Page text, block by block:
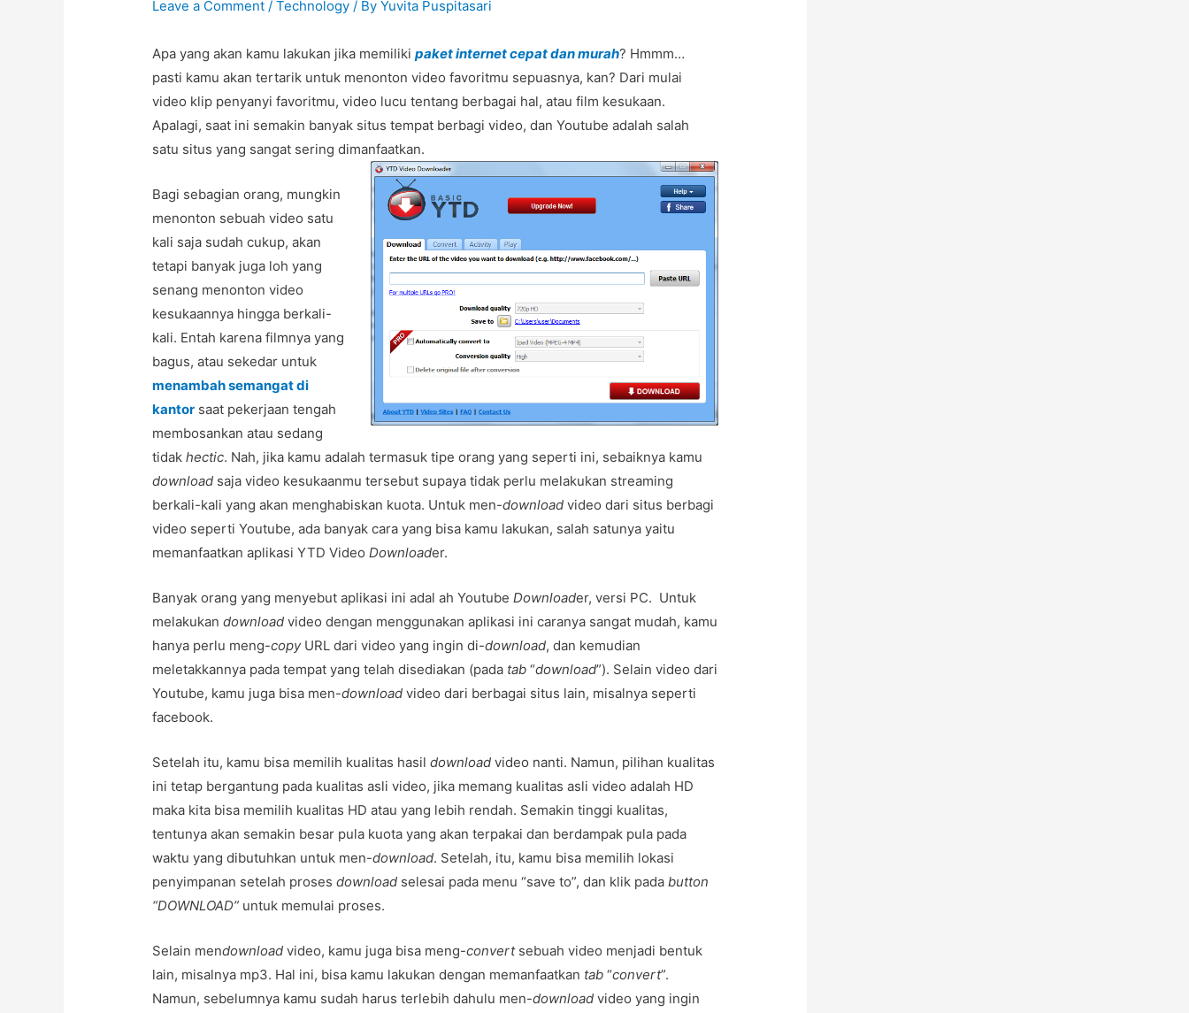
Leave a Comment /Technology / ByYuvita Puspitasari
Apa yang akan kamu lakukan jika memilikipaket internet cepat dan murah? Hmmm…
pasti kamu akan tertarik untuk menonton video favoritmu sepuasnya, kan? Dari mulai
video klip penyanyi favoritmu, video lucu tentang berbagai hal, atau film kesukaan.
Apalagi, saat ini semakin banyak situs tempat berbagi video, dan Youtube adalah salah
satu situs yang sangat sering dimanfaatkan.
Bagi sebagian orang, mungkin
menonton sebuah video satu
kali saja sudah cukup, akan
tetapi banyak juga loh yang
senang menonton video
kesukaannya hingga berkali-
kali. Entah karena filmnya yang
bagus, atau sekedar untuk
menambah semangat di
kantor saat pekerjaan tengah
membosankan atau sedang
tidakhectic. Nah, jika kamu adalah termasuk tipe orang yang seperti ini, sebaiknya kamu
download saja video kesukaanmu tersebut supaya tidak perlu melakukan streaming
berkali-kali yang akan menghabiskan kuota. Untuk men-download video dari situs berbagi
video seperti Youtube, ada banyak cara yang bisa kamu lakukan, salah satunya yaitu
memanfaatkan aplikasi YTD VideoDownloader.
Banyak orang yang menyebut aplikasi ini adal ah YoutubeDownloader, versi PC. Untuk
melakukandownload video dengan menggunakan aplikasi ini caranya sangat mudah, kamu
hanya perlu meng-copyURL dari video yang ingin di-download, dan kemudian
meletakkannya pada tempat yang telah disediakan (pada tab “download”). Selain video dari
Youtube, kamu juga bisa men-download video dari berbagai situs lain, misalnya seperti
facebook.
Setelah itu, kamu bisa memilih kualitas hasildownload video nanti. Namun, pilihan kualitas
ini tetap bergantung pada kualitas asli video, jika memang kualitas asli video adalah HD
maka kita bisa memilih kualitas HD atau yang lebih rendah. Semakin tinggi kualitas,
tentunya akan semakin besar pula kuota yang akan terpakai dan berdampak pula pada
waktu yang dibutuhkan untuk men-download. Setelah, itu, kamu bisa memilih lokasi
penyimpanan setelah prosesdownload selesai pada menu “save to”, dan klik padabutton
“DOWNLOAD” untuk memulai proses.
Selain mendownload video, kamu juga bisa meng-convertsebuah video menjadi bentuk
lain, misalnya mp3. Hal ini, bisa kamu lakukan dengan memanfaatkan tab “convert”.
Namun, sebelumnya kamu sudah harus terlebih dahulu men-download video yang ingin